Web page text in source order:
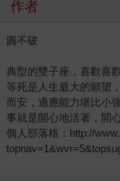
作者
圓不破
典型的雙子座，喜歡喜
等死是人生最大的願望
而安，適應能力堪比小
事就是開心地活著，開
個人部落格：http://